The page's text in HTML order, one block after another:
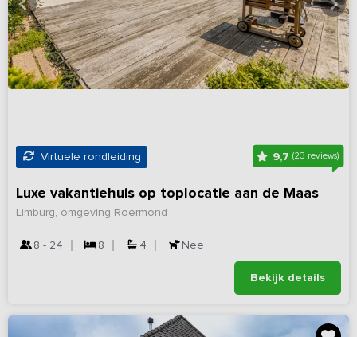
Virtuele rondleiding 9,7(23 reviews)
Luxe vakantiehuis op toplocatie aan de Maas
Limburg, omgeving Roermond
8 - 24 8 4 Nee
Bekijk details